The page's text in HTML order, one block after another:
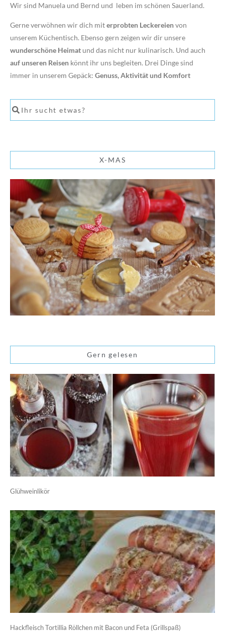
Wir sind Manuela und Bernd und leben im schönen Sauerland.
Gerne verwöhnen wir dich miterprobten Leckereienvon
unserem Küchentisch. Ebenso gern zeigen wir dir unsere
wunderschöne Heimat und das nicht nur kulinarisch. Und auch
auf unseren Reisen könnt ihr uns begleiten. Drei Dinge sind
immer in unserem Gepäck: Genuss, Aktivität und Komfort
X-MAS
Gern gelesen
Glühweinlikör
Hackfleisch Tortillia Röllchen mit Bacon und Feta (Grillspaß)